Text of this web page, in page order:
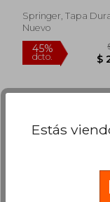
dcto.
Springer, Tapa
Nuevo
Estás